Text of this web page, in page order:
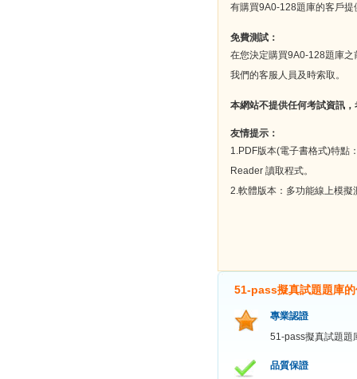
有購買9A0-128題庫的客戶
免費測試：
在您決定購買9A0-128題庫
我們的客服人員及時索取。
本網站不提供任何考試資訊
友情提示：
1.PDF版本(電子書格式)特點
Reader 讀取程式。
2.軟體版本：多功能線上模
51-pass擬真試題題庫
專業認證
51-pass擬真試題題
品質保證